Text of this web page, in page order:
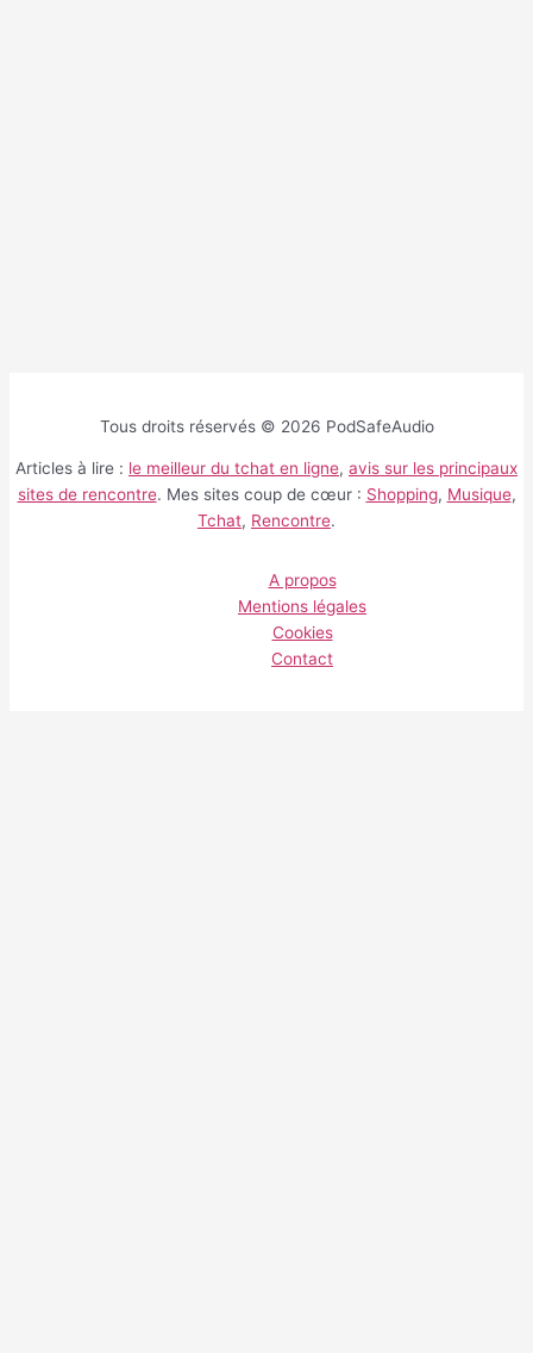
Tous droits réservés © 2026 PodSafeAudio
Articles à lire : le meilleur du tchat en ligne, avis sur les principaux
sites de rencontre. Mes sites coup de cœur : Shopping, Musique,
Tchat, Rencontre.
A propos
Mentions légales
Cookies
Contact